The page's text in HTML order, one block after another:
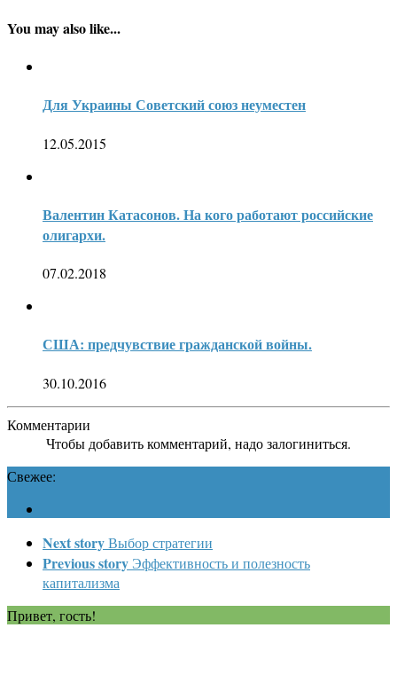
You may also like...
Для Украины Советский союз неуместен
12.05.2015
Валентин Катасонов. На кого работают российские
олигархи.
07.02.2018
США: предчувствие гражданской войны.
30.10.2016
Комментарии
Чтобы добавить комментарий, надо залогиниться.
Свежее:
Next storyВыбор стратегии
Previous story Эффективность и полезность
капитализма
Привет, гость!